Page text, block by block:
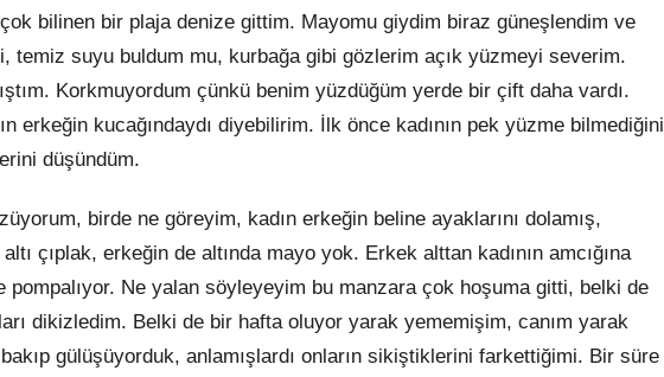
bilinen bir plaja denize gittim. Mayomu giydim biraz güneşlendim ve
temiz suyu buldum mu, kurbağa gibi gözlerim açık yüzmeyi severim.
Korkmuyordum çünkü benim yüzdüğüm yerde bir çift daha vardı.
erkeğin kucağındaydı diyebilirim. İlk önce kadının pek yüzme bilmediğini
düşündüm.
birde ne göreyim, kadın erkeğin beline ayaklarını dolamış,
çıplak, erkeğin de altında mayo yok. Erkek alttan kadının amcığına
pompalıyor. Ne yalan söyleyeyim bu manzara çok hoşuma gitti, belki de
dikizledim. Belki de bir hafta oluyor yarak yememişim, canım yarak
gülüşüyorduk, anlamışlardı onların sikiştiklerini farkettiğimi. Bir süre